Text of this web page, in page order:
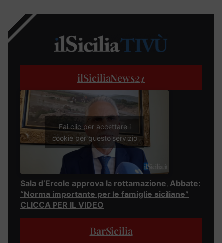
ilSiciliaNews24
Fai clic per accettare i
cookie per questo servizio
Sala d’Ercole approva la rottamazione, Abbate:
“Norma importante per le famiglie siciliane”
CLICCA PER IL VIDEO
BarSicilia